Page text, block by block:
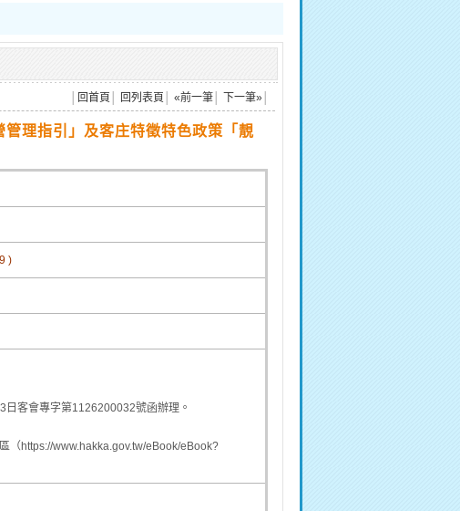
回首頁 回列表頁 «前一筆 下一筆»
理指引」及客庄特徵特色政策「靚
)
客會專字第1126200032號函辦理。
（https://www.hakka.gov.tw/eBook/eBook?